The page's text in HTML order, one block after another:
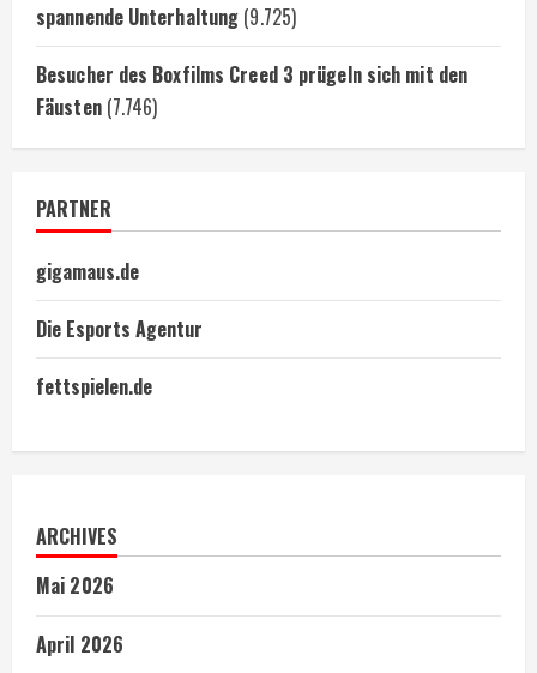
spannende Unterhaltung (9.725)
Besucher des Boxfilms Creed 3 prügeln sich mit den
Fäusten (7.746)
PARTNER
gigamaus.de
Die Esports Agentur
fettspielen.de
ARCHIVES
Mai 2026
April 2026